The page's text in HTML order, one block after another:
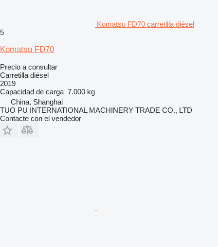
Komatsu FD70 carretilla diésel
5
Komatsu FD70
Precio a consultar
Carretilla diésel
2019
Capacidad de carga 7.000 kg
China, Shanghai
TUO PU INTERNATIONAL MACHINERY TRADE CO., LTD
Contacte con el vendedor